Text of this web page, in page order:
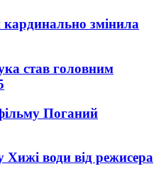
змінила
став головним
Поганий
води від режисера